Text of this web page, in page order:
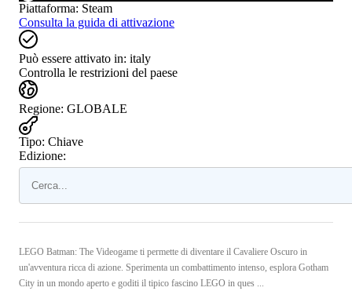
Piattaforma: Steam
Consulta la guida di attivazione
Può essere attivato in: italy
Controlla le restrizioni del paese
Regione: GLOBALE
Tipo: Chiave
Edizione:
LEGO Batman: The Videogame ti permette di diventare il Cavaliere Oscuro in
un'avventura ricca di azione. Sperimenta un combattimento intenso, esplora Gotham
City in un mondo aperto e goditi il tipico fascino LEGO in ques ...